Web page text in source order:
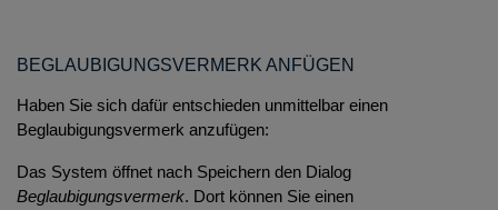
BEGLAUBIGUNGSVERMERK ANFÜGEN
Haben Sie sich dafür entschieden unmittelbar einen
Beglaubigungsvermerk anzufügen:
Das System öffnet nach Speichern den Dialog
Beglaubigungsvermerk. Dort können Sie einen